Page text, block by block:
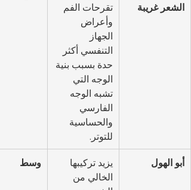
الشعر غريبة
تقرحات الفم
وأعراض
الجهاز
التنفسي أكثر
حدة بسبب بنية
الوجه التي
تشبه الوجه
الفارسي
والحساسية
للتوتر.
أبو الهول
يزيد تركيبها
الخالي من
وسط